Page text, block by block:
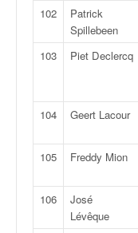
102
Patrick
Spillebeen
103 Piet Declercq
104 Geert Lacour
105
Freddy Mion
106
José
Lévêque